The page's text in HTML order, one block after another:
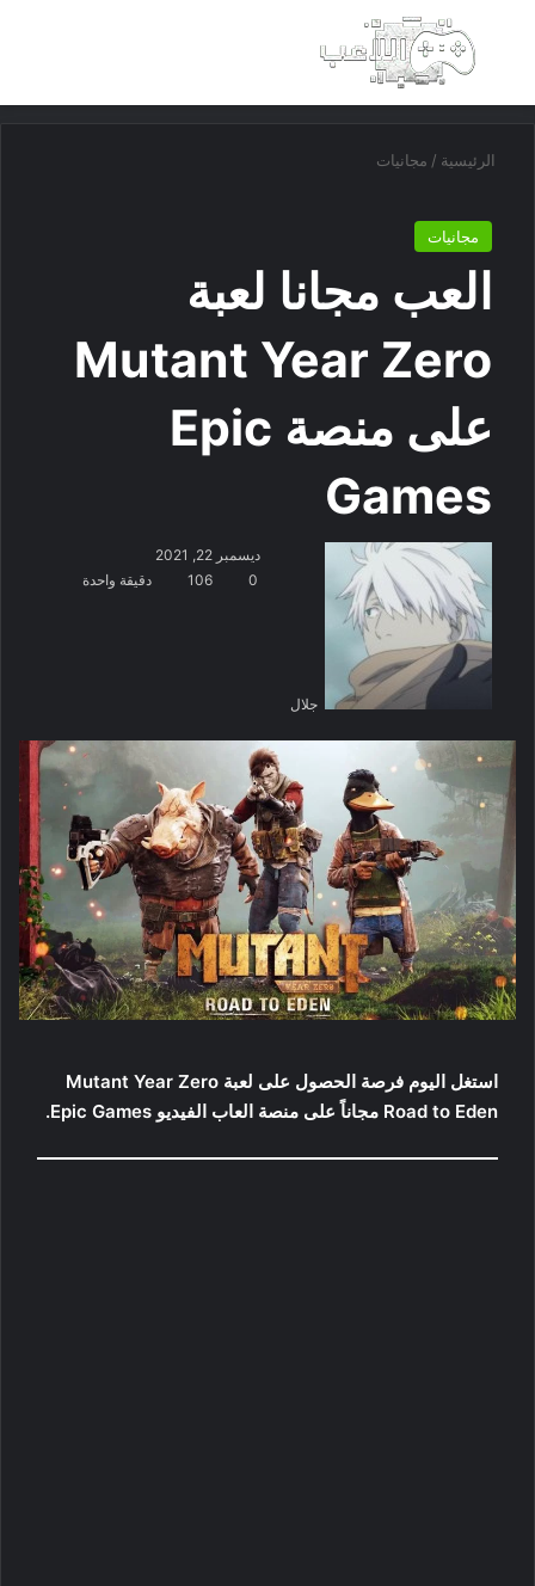
بحث عن
الرئيسية / مجانيات
مجانيات
العب مجانا لعبة
Mutant Year Zero
على منصة Epic
Games
جلال
ديسمبر 22, 2021
0
106 دقيقة واحدة
استغل اليوم فرصة الحصول على لعبة Mutant Year Zero
Road to Eden مجاناً على منصة العاب الفيديو Epic Games.